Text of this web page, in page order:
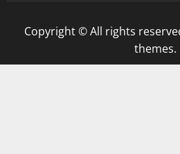
Copyright © All rights
themes.